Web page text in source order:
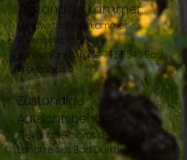
Zuständige Kammer:
Landwirtschaftskammer
Rheinland-Pfalz,
Burgenlandstraße 7 | 55543 Bad
Kreuznach
Zuständige
Aufsichtsbehörde:
Gesundheitsamt des
Landkreises Bad Dürkheim